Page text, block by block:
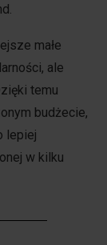
małe
ale
temu
budżecie,
lepiej
w kilku